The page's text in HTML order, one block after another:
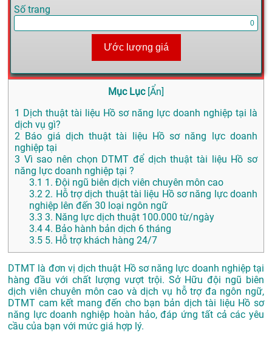
Số trang
Ước lượng giá
Mục Lục [Ẩn]
1 Dịch thuật tài liệu Hồ sơ năng lực doanh nghiệp tại là
dịch vụ gì?
2 Báo giá dịch thuật tài liệu Hồ sơ năng lực doanh
nghiệp tại
3 Vì sao nên chọn DTMT để dịch thuật tài liệu Hồ sơ
năng lực doanh nghiệp tại ?
3.1 1. Đội ngũ biên dịch viên chuyên môn cao
3.2 2. Hỗ trợ dịch thuật tài liệu Hồ sơ năng lực doanh
nghiệp lên đến 30 loại ngôn ngữ
3.3 3. Năng lực dịch thuật 100.000 từ/ngày
3.4 4. Bảo hành bản dịch 6 tháng
3.5 5. Hỗ trợ khách hàng 24/7
DTMT là đơn vị dịch thuật Hồ sơ năng lực doanh nghiệp tại
hàng đầu với chất lượng vượt trội. Sở Hữu đội ngũ biên
dịch viên chuyên môn cao và dịch vụ hỗ trợ đa ngôn ngữ,
DTMT cam kết mang đến cho bạn bản dịch tài liệu Hồ sơ
năng lực doanh nghiệp hoàn hảo, đáp ứng tất cả các yêu
cầu của bạn với mức giá hợp lý.